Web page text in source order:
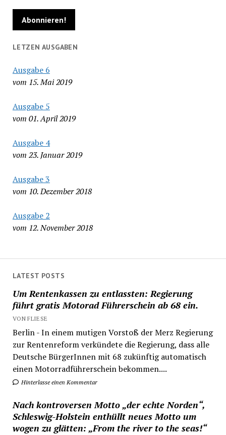
LETZEN AUSGABEN
Ausgabe 6
vom 15. Mai 2019
Ausgabe 5
vom 01. April 2019
Ausgabe 4
vom 23. Januar 2019
Ausgabe 3
vom 10. Dezember 2018
Ausgabe 2
vom 12. November 2018
LATEST POSTS
Um Rentenkassen zu entlassten: Regierung
führt gratis Motorad Führerschein ab 68 ein.
VON FLIESE
Berlin - In einem mutigen Vorstoß der Merz Regierung
zur Rentenreform verkündete die Regierung, dass alle
Deutsche BürgerInnen mit 68 zukünftig automatisch
einen Motorradführerschein bekommen....
Hinterlasse einen Kommentar
Nach kontroversen Motto „der echte Norden“,
Schleswig-Holstein enthüllt neues Motto um
wogen zu glätten: „From the river to the seas!“